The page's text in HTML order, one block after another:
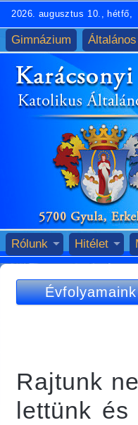
2026. augusztus 10., hétfő,
Gimnázium
Rólunk Hitélet
Évfolyamaink
Rajtunk
lettünk